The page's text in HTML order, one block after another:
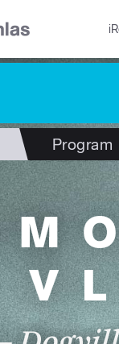
Program